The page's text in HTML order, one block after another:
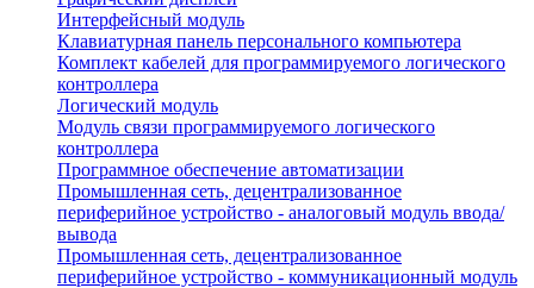
Интерфейсный модуль
Клавиатурная панель персонального компьютера
Комплект кабелей для программируемого логического
контроллера
Логический модуль
Модуль связи программируемого логического
контроллера
Программное обеспечение автоматизации
Промышленная сеть, децентрализованное
периферийное устройство - аналоговый модуль ввода/
вывода
Промышленная сеть, децентрализованное
периферийное устройство - коммуникационный модуль